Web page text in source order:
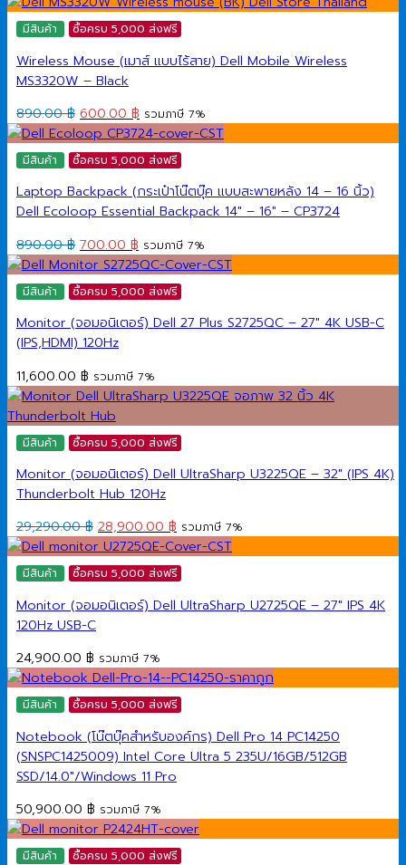
was:
900.00 ฿.
is:
700.00 ฿.
มีสินค้า ซื้อครบ 5,000 ส่งฟรี
Wireless Mouse (เมาส์ แบบไร้สาย) Dell Mobile Wireless
MS3320W – Black
890.00฿ Original
price
was:
890.00 ฿.
600.00 ฿ Current
price
is:
600.00 ฿.
รวมภาษี 7%
มีสินค้า ซื้อครบ 5,000 ส่งฟรี
Laptop Backpack (กระเป๋าโน๊ตบุ๊ค แบบสะพายหลัง 14 – 16 นิ้ว)
Dell Ecoloop Essential Backpack 14″ – 16″ – CP3724
890.00฿ Original
price
was:
890.00 ฿.
700.00 ฿ Current
price
is:
700.00 ฿.
รวมภาษี 7%
มีสินค้า ซื้อครบ 5,000 ส่งฟรี
Monitor (จอมอนิเตอร์) Dell 27 Plus S2725QC – 27″ 4K USB-C
(IPS,HDMI) 120Hz
11,600.00 ฿ รวมภาษี 7%
มีสินค้า ซื้อครบ 5,000 ส่งฟรี
Monitor (จอมอนิเตอร์) Dell UltraSharp U3225QE – 32″ (IPS 4K)
Thunderbolt Hub 120Hz
29,290.00฿ Original
price
was:
29,290.00 ฿.
28,900.00฿ Current
price
is:
28,900.00 ฿.
รวมภาษี 7%
มีสินค้า ซื้อครบ 5,000 ส่งฟรี
Monitor (จอมอนิเตอร์) Dell UltraSharp U2725QE – 27″ IPS 4K
120Hz USB-C
24,900.00 ฿ รวมภาษี 7%
มีสินค้า ซื้อครบ 5,000 ส่งฟรี
Notebook (โน๊ตบุ๊คสำหรับองค์กร) Dell Pro 14 PC14250
(SNSPC1425009) Intel Core Ultra 5 235U/16GB/512GB
SSD/14.0″/Windows 11 Pro
50,900.00 ฿ รวมภาษี 7%
มีสินค้า ซื้อครบ 5,000 ส่งฟรี